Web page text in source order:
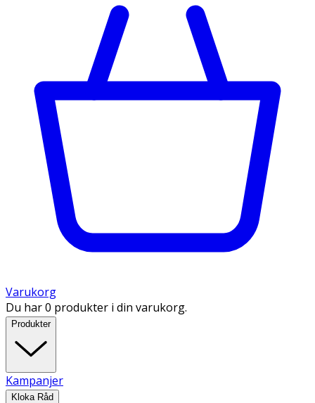
Varukorg
Du har 0 produkter i din varukorg.
Produkter
Kampanjer
Kloka Råd